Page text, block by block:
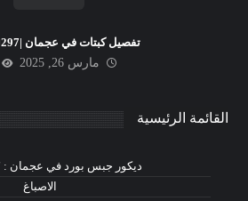
تفصيل كبتات في عجمان |0547149297
مارس 26, 2025
القائمة الرئيسية
ديكور جبس بورد في عجمان : 0547149297
الاصباغ